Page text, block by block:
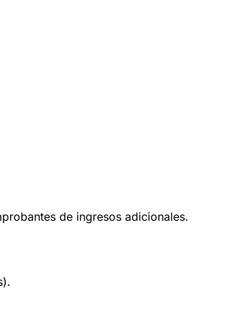
de ingresos adicionales.